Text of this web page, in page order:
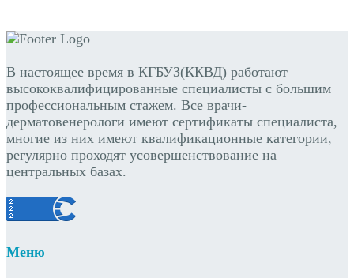
В настоящее время в КГБУЗ(ККВД) работают
высококвалифицированные специалисты с большим
профессиональным стажем. Все врачи-
дерматовенерологи имеют сертификаты специалиста,
многие из них имеют квалификационные категории,
регулярно проходят усовершенствование на
центральных базах.
Меню